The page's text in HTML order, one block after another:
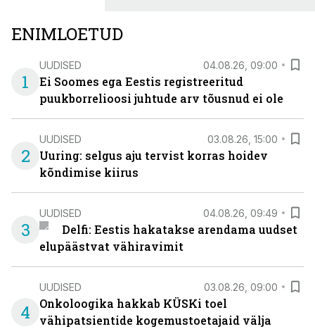
ENIMLOETUD
1
UUDISED 04.08.26, 09:00
Ei Soomes ega Eestis registreeritud
puukborrelioosi juhtude arv tõusnud ei ole
2
UUDISED 03.08.26, 15:00
Uuring: selgus aju tervist korras hoidev
kõndimise kiirus
3
UUDISED 04.08.26, 09:49
Delfi: Eestis hakatakse arendama uudset
elupäästvat vähiravimit
4
UUDISED 03.08.26, 09:00
Onkoloogika hakkab KÜSKi toel
vähipatsientide kogemustoetajaid välja